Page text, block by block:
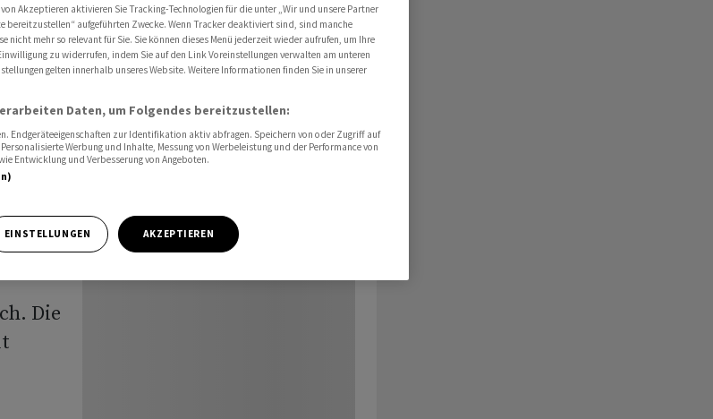
Die
Akzeptieren aktivieren Sie Tracking-Technologien für die unter „Wir und unsere Partner
bereitzustellen“ aufgeführten Zwecke. Wenn Tracker deaktiviert sind, sind manche
nicht mehr so relevant für Sie. Sie können dieses Menü jederzeit wieder aufrufen, um Ihre
zu widerrufen, indem Sie auf den Link Voreinstellungen verwalten am unteren
gelten innerhalb unseres Website. Weitere Informationen finden Sie in unserer
Daten, um Folgendes bereitzustellen:
Endgeräteeigenschaften zur Identifikation aktiv abfragen. Speichern von oder Zugriff auf
Werbung und Inhalte, Messung von Werbeleistung und der Performance von
Entwicklung und Verbesserung von Angeboten.
EINSTELLUNGEN AKZEPTIEREN